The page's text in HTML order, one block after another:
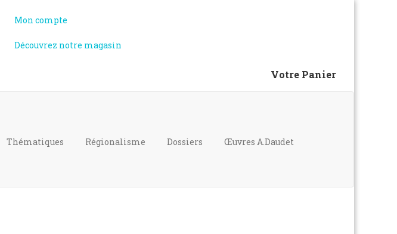
Mon compte
Découvrez notre magasin
Votre Panier
Thématiques Régionalisme Dossiers Œuvres A.Daudet